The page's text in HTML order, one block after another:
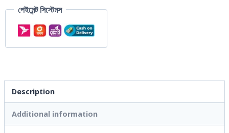
পেইমেন্ট সিস্টেমস
Description
Additional information